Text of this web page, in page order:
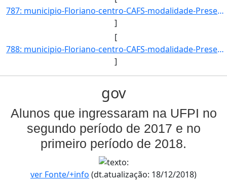
787: municipio-Floriano-centro-CAFS-modalidade-Presencial-convenio--selecao-SISU-cota-AC-sexo-M-uf-PI-ano]
]
[
788: municipio-Floriano-centro-CAFS-modalidade-Presencial-convenio--selecao-SISU-cota-AC-sexo-F-uf-SP-ano]
]
gov
Alunos que ingressaram na UFPI no
segundo período de 2017 e no
primeiro período de 2018.
ver Fonte/+info (dt.atualização: 18/12/2018)